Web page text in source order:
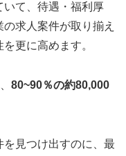
いて、待遇・福利厚
求人案件が取り揃え
更に高めます。
80~90％の約80,000
を見つけ出すのに、最